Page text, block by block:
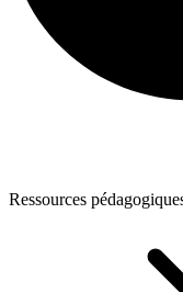
Ressources